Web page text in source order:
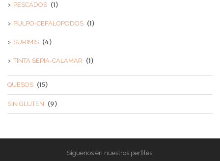
PESCADOS (1)
PULPO-CEFALOPODOS (1)
SURIMIS (4)
TINTA SEPIA-CALAMAR (1)
QUESOS (15)
SIN GLUTEN (9)
Síguenos en nuestros perfiles: